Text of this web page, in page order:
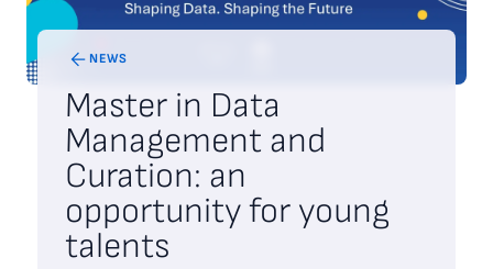
NEWS
Master in Data
Management and
Curation: an
opportunity for young
talents